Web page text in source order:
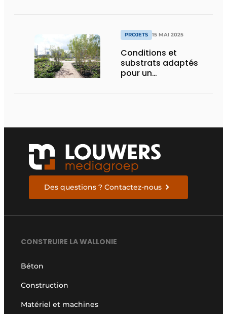
PROJETS 15 MAI 2025
Conditions et
substrats adaptés
pour un
Des questions ? Contactez-nous
CONSTRUIRE LA WALLONIE
Béton
Construction
Matériel et machines